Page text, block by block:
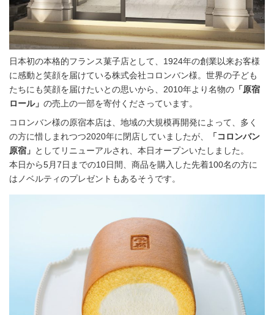
日本初の本格的フランス菓子店として、1924年の創業以来お客様
に感動と笑顔を届けている株式会社コロンバン様。世界の子ども
たちにも笑顔を届けたいとの思いから、2010年より名物の 「原宿
ロール」 の売上の一部を寄付くださっています。
コロンバン様の原宿本店は、地域の大規模再開発によって、多く
の方に惜しまれつつ2020年に閉店していましたが、
「コロンバン
原宿」 としてリニューアルされ、本日オープンいたしました。
本日から5月7日までの10日間、商品を購入した先着100名の方に
はノベルティのプレゼントもあるそうです。